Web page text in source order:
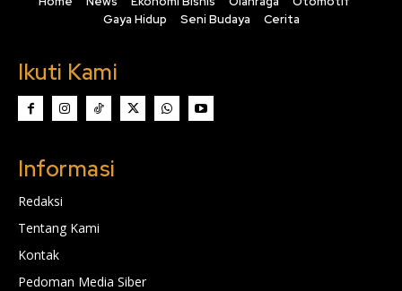
Gaya Hidup
Seni Budaya Cerita
Ikuti Kami
Informasi
Redaksi
Tentang Kami
Kontak
Pedoman Media Siber